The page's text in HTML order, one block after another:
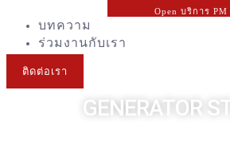
Open บริการ PM
บทความ
ร่วมงานกับเรา
ติดต่อเรา
GENERATOR